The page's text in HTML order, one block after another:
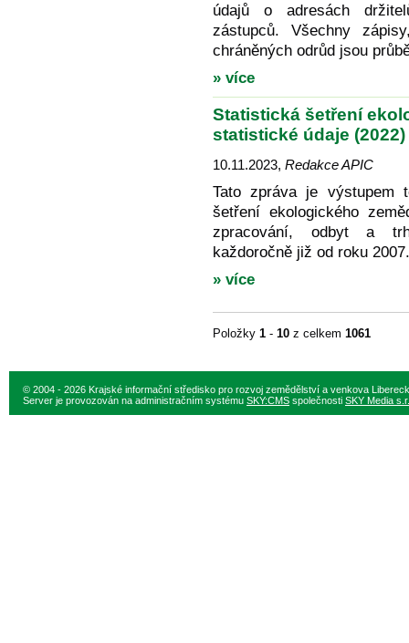
údajů o adresách
zástupců. Všechny
chráněných odrůd jsou
» více
Statistická šetření
statistické údaje (2022)
10.11.2023, Redakce APIC
Tato zpráva je výstupem
šetření ekologického
zpracování, odbyt a trh
každoročně již od roku 2007.
» více
Položky 1 - 10 z celkem 1061
© 2004 - 2026 Krajské informační středisko pro rozvoj zemědělství a venkova
Server je provozován na administračním systému SKY:CMS společnosti SKY Media